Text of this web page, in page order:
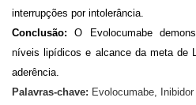
interrupções por intolerância.
Conclusão: O Evolocumabe
níveis lipídicos e alcance da meta de
aderência.
Palavras-chave: Evolocumabe,